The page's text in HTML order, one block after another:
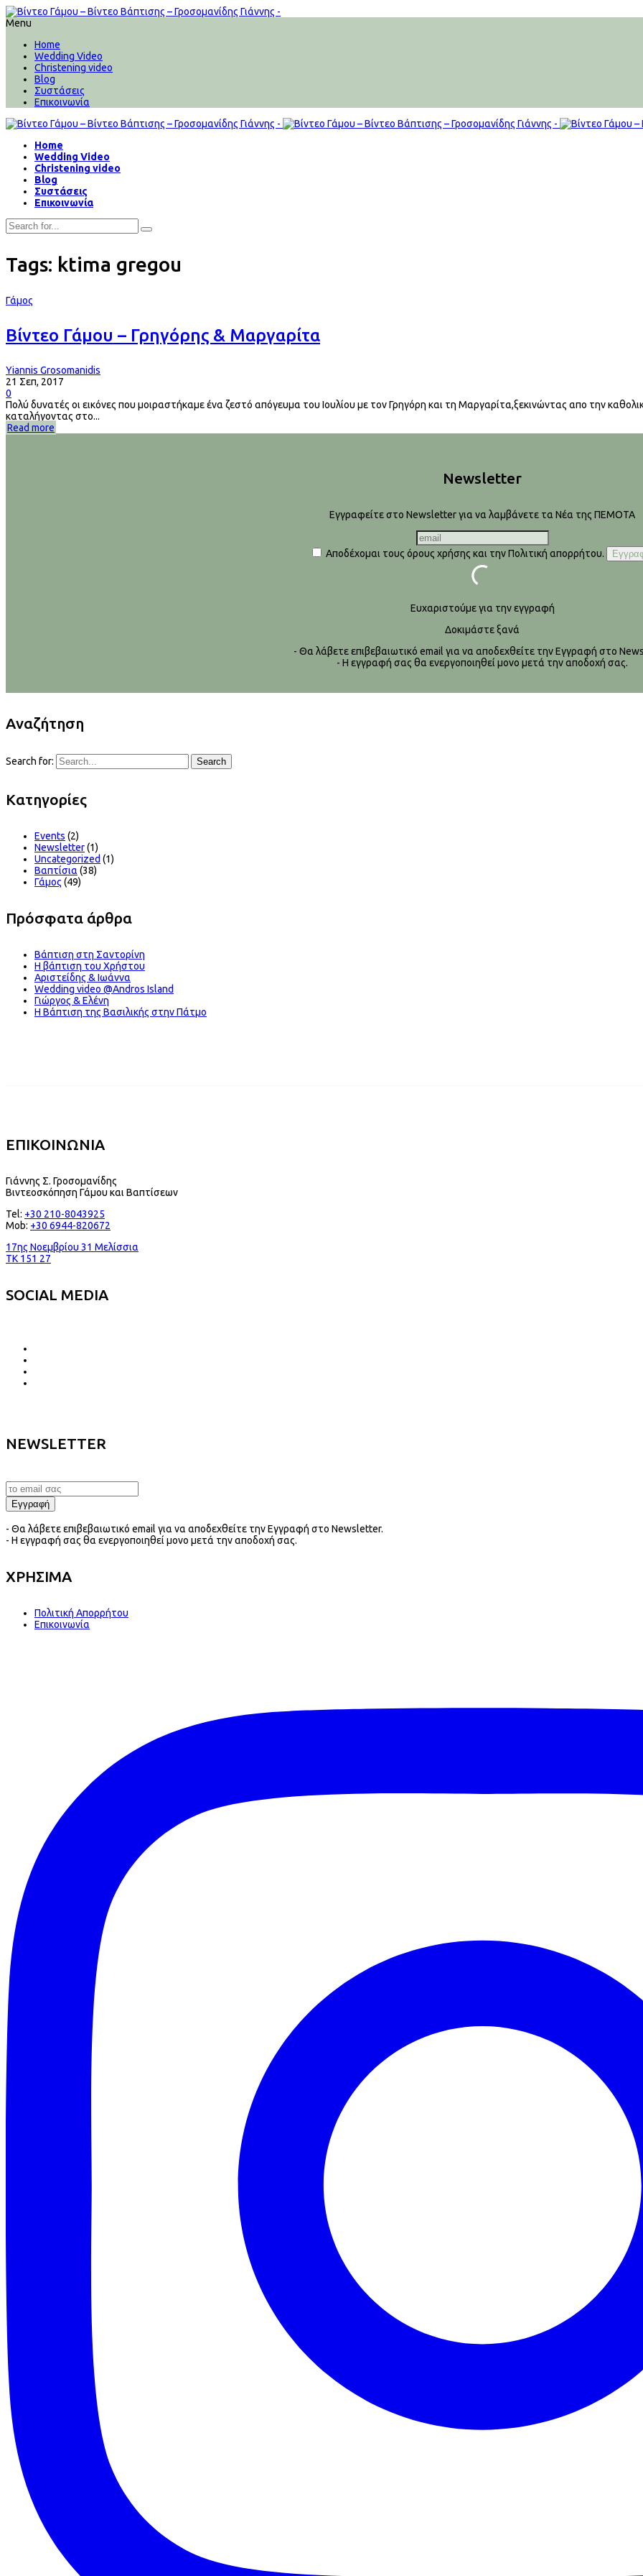
Menu
Home
Wedding Video
Christening video
Blog
Συστάσεις
Επικοινωνία
Home
Wedding Video
Christening video
Blog
Συστάσεις
Επικοινωνία
Tags: ktima gregou
Γάμος
Βίντεο Γάμου – Γρηγόρης & Μαργαρίτα
Yiannis Grosomanidis
21 Σεπ, 2017
0
Πολύ δυνατές οι εικόνες που μοιραστήκαμε ένα ζεστό απόγευμα του Ιουλίου με τον Γρηγόρη και τη Μαργαρίτα,ξεκινώντας απο την
καταλήγοντας στο...
Read more
Newsletter
Εγγραφείτε στο Newsletter για να λαμβάνετε τα Νέα της ΠΕΜΟΤΑ
Αποδέχομαι τους όρους χρήσης και την Πολιτική απορρήτου.
Ευχαριστούμε για την εγγραφή
Δοκιμάστε ξανά
- Θα λάβετε επιβεβαιωτικό email για να αποδεχθείτε την Εγγραφή στο
- Η εγγραφή σας θα ενεργοποιηθεί μονο μετά την αποδοχή σας.
Αναζήτηση
Search for: Search
Kατηγορίες
Events (2)
Newsletter(1)
Uncategorized (1)
Βαπτίσια (38)
Γάμος (49)
Πρόσφατα άρθρα
Βάπτιση στη Σαντορίνη
Η βάπτιση του Χρήστου
Αριστείδης & Ιωάννα
Wedding video @Andros Island
Γιώργος & Ελένη
Η Βάπτιση της Βασιλικής στην Πάτμο
ΕΠΙΚΟΙΝΩΝΙΑ
Γιάννης Σ. Γροσομανίδης
Βιντεοσκόπηση Γάμου και Βαπτίσεων
Tel: +30 210-8043925
Mob: +30 6944-820672
17ης Νοεμβρίου 31 Μελίσσια
TK 151 27
SOCIAL MEDIA
NEWSLETTER
- Θα λάβετε επιβεβαιωτικό email για να αποδεχθείτε την Εγγραφή στο Newsletter.
- Η εγγραφή σας θα ενεργοποιηθεί μονο μετά την αποδοχή σας.
ΧΡΗΣΙΜΑ
Πολιτική Απορρήτου
Επικοινωνία